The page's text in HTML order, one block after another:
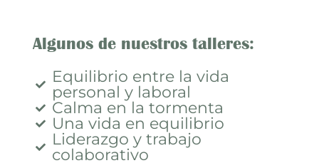
Algunos de nuestros talleres:
Equilibrio entre la vida
personal y laboral
Calma en la tormenta
Una vida en equilibrio
Liderazgo y trabajo
colaborativo